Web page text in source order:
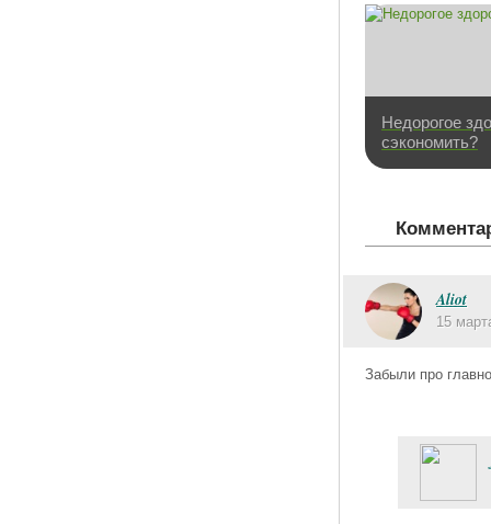
Недорогое
сэкономить?
Aliot
15
Забыли про